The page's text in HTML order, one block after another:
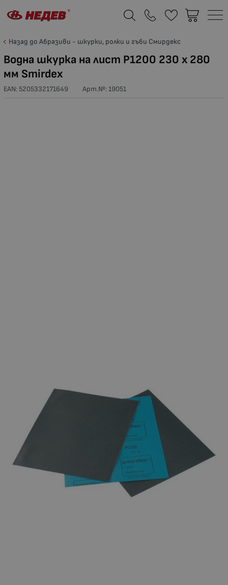
Назад до Абразиви - шкурки, ролки и гъби Смирдекс
Водна шкурка на лист Р1200 230 х 280
мм Smirdex
EAN: 5205332171649 Арт.№:19051